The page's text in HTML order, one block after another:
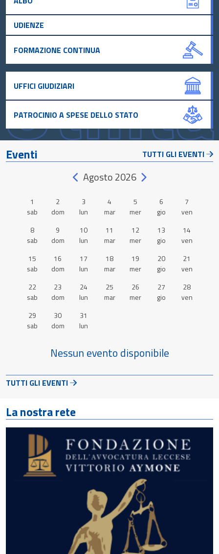
UDIENZE
FORMAZIONE CONTINUA
UFFICI GIUDIZIARI
PATROCINIO A SPESE DELLO STATO
Eventi TUTTI GLI EVENTI
Agosto 2026
1
sab
2
dom
3
lun
4
mar
5
mer
6
gio
7
ven
8
sab
9
dom
10
lun
11
mar
12
mer
13
gio
14
ven
15
sab
16
dom
17
lun
18
mar
19
mer
20
gio
21
ven
22
sab
23
dom
24
lun
25
mar
26
mer
27
gio
28
ven
29
sab
30
dom
31
lun
Nessun evento disponibile
TUTTI GLI EVENTI
La nostra rete